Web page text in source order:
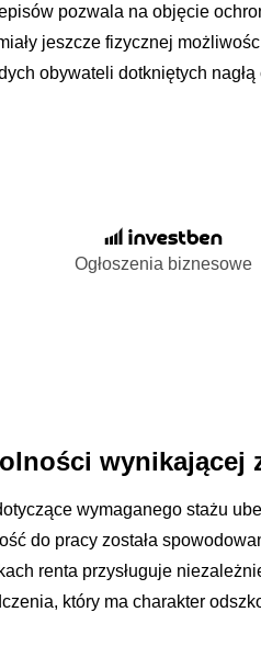
pozwala na objęcie
jeszcze fizycznej
obywateli dotkniętych
Ogłoszenia biznesowe
wynikającej
wymaganego stażu
do pracy została
renta przysługuje
który ma charakter